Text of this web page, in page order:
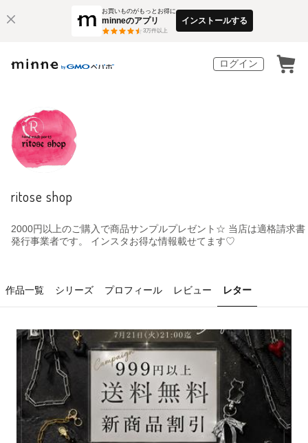
お買いものがもっとお得に
minneのアプリ
3万件以上
インストールする
ログイン
ritose shop
2000円以上のご購入で商品サンプルプレゼント☆ 当店は適格請求書
発行事業者です。 インスタお得な情報載せてます♡
作品一覧 シリーズ プロフィール レビュー レター
ritose shopのレター一覧